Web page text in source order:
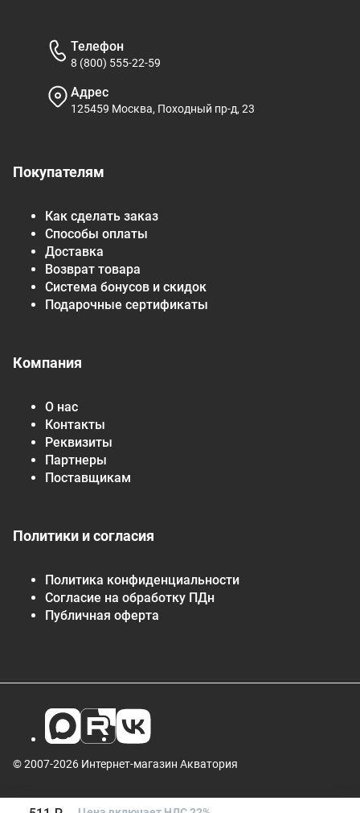
Покупателям
Как сделать заказ
Способы оплаты
Доставка
Возврат товара
Система бонусов и скидок
Подарочные сертификаты
Компания
О нас
Контакты
Реквизиты
Партнеры
Поставщикам
Политики и согласия
Политика конфиденциальности
Согласие на обработку ПДн
Публичная оферта
Телефон
8 (800) 555-22-59
Адрес
125459 Москва, Походный пр-д, 23
© 2007-2026 Интернет-магазин Акватория